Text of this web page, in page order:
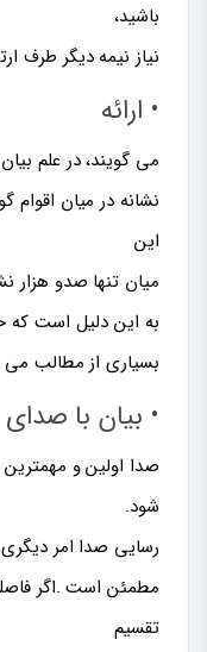
باشید،
نیاز نیمه دیگر طرف
• ارائه
می گویند، در علم
نشانه در میان
این
میان تنها صدو هزار
به این دلیل است که
بسیاری از مطالب
• بیان با صدای
صدا اولین و مهمترین
شود.
رسایی صدا امر
تقسیم